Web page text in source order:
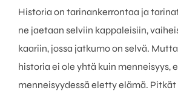
Historia on tarinankerrontaa ja
ne jaetaan selviin kappaleisiin,
kaariin, jossa jatkumo on selvä.
historia ei ole yhtä kuin menneisyys,
menneisyydessä eletty elämä.